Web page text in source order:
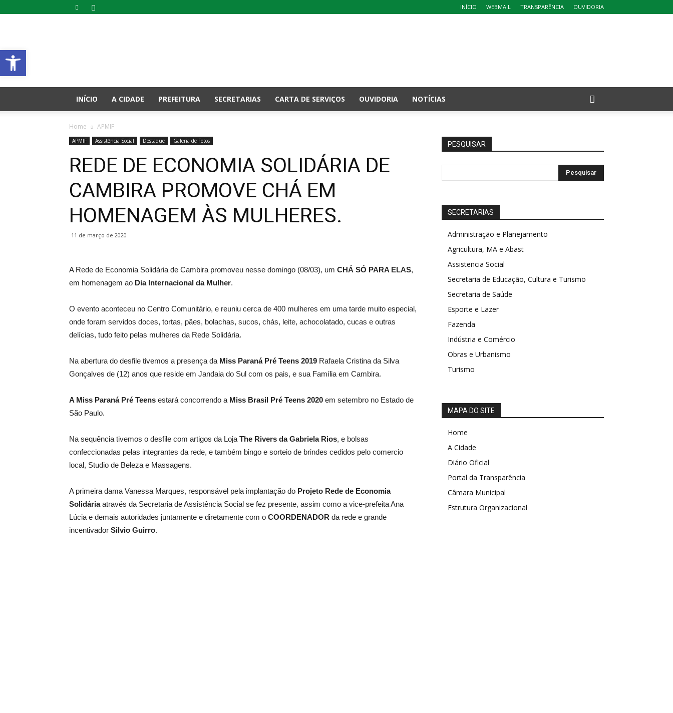
INÍCIO WEBMAIL TRANSPARÊNCIA OUVIDORIA
PR
INÍCIO
A CIDADE PREFEITURA SECRETARIAS CARTA DE SERVIÇOS OUVIDORIA NOTÍCIAS
Home APMIF
APMIF Assistência Social Destaque Galeria de Fotos
REDE DE ECONOMIA SOLIDÁRIA DE
CAMBIRA PROMOVE CHÁ EM
HOMENAGEM ÀS MULHERES.
11 de março de 2020
A Rede de Economia Solidária de Cambira promoveu nesse domingo (08/03), um CHÁ SÓ PARA ELAS,
em homenagem ao Dia Internacional da Mulher.
O evento aconteceu no Centro Comunitário, e reuniu cerca de 400 mulheres em uma tarde muito especial,
onde foram servidos doces, tortas, pães, bolachas, sucos, chás, leite, achocolatado, cucas e outras
delícias, tudo feito pelas mulheres da Rede Solidária.
Na abertura do desfile tivemos a presença da Miss Paraná Pré Teens 2019 Rafaela Cristina da Silva
Gonçalves de (12) anos que reside em Jandaia do Sul com os pais, e sua Família em Cambira.
A Miss Paraná Pré Teens estará concorrendo a Miss Brasil Pré Teens 2020 em setembro no Estado de
São Paulo.
Na sequência tivemos o desfile com artigos da Loja The Rivers da Gabriela Rios, e bolsas
confeccionadas pelas integrantes da rede, e também bingo e sorteio de brindes cedidos pelo comercio
local, Studio de Beleza e Massagens.
A primeira dama Vanessa Marques, responsável pela implantação do Projeto Rede de Economia
Solidáriaatravés da Secretaria de Assistência Social se fez presente, assim como a vice-prefeita Ana
Lúcia e demais autoridades juntamente e diretamente com o COORDENADOR da rede e grande
incentivador Silvio Guirro.
PESQUISAR
SECRETARIAS
Administração e Planejamento
Agricultura, MA e Abast
Assistencia Social
Secretaria de Educação, Cultura e Turismo
Secretaria de Saúde
Esporte e Lazer
Fazenda
Indústria e Comércio
Obras e Urbanismo
Turismo
MAPA DO SITE
Home
A Cidade
Diário Oficial
Portal da Transparência
Câmara Municipal
Estrutura Organizacional
Abrir a barra de ferramentas